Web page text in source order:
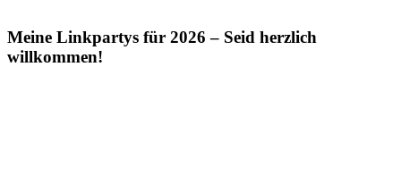
Meine Linkpartys für 2026 – Seid herzlich
willkommen!